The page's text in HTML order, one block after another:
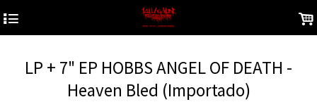
4 .
LP + 7" EP HOBBS ANGEL OF DEATH -
Heaven Bled (Importado)